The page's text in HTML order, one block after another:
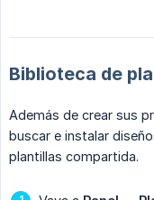
Biblioteca de
Además de crear sus
buscar e instalar
plantillas compartida.